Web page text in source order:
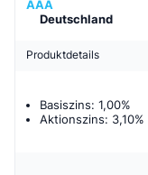
AAA
Deutschland
Produktdetails
Basiszins: 1,00%
Aktionszins: 3,10%